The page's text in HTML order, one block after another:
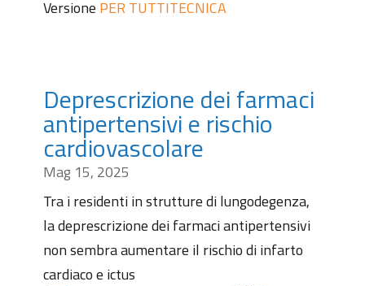
Versione PER TUTTITECNICA
Deprescrizione dei farmaci
antipertensivi e rischio
cardiovascolare
Mag 15, 2025
Tra i residenti in strutture di lungodegenza,
la deprescrizione dei farmaci antipertensivi
non sembra aumentare il rischio di infarto
cardiaco e ictus